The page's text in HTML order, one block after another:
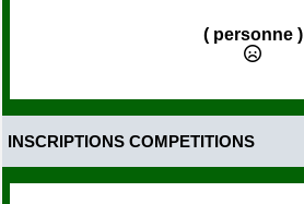
( personne )
INSCRIPTIONS COMPETITIONS